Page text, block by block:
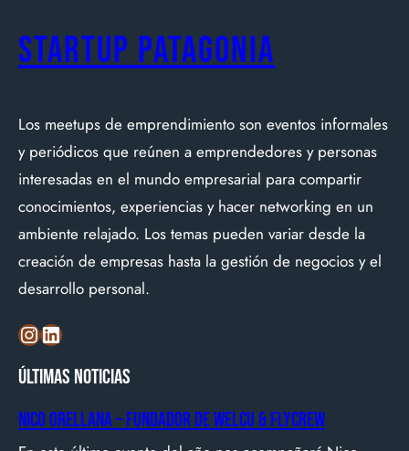
Startup Patagonia
Los meetups de emprendimiento son eventos informales
y periódicos que reúnen a emprendedores y personas
interesadas en el mundo empresarial para compartir
conocimientos, experiencias y hacer networking en un
ambiente relajado. Los temas pueden variar desde la
creación de empresas hasta la gestión de negocios y el
desarrollo personal.
InstagramLinkedIn
Últimas noticias
Nico Orellana – Fundador de Welcu & Flycrew